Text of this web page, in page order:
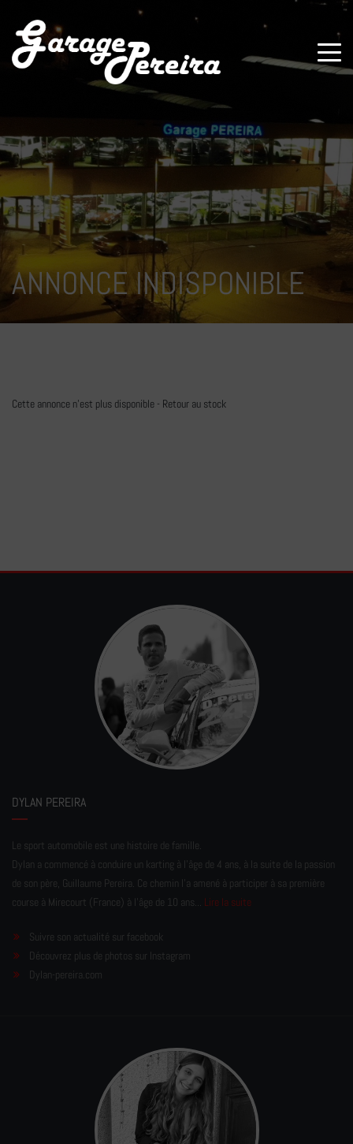
ANNONCE INDISPONIBLE
Cette annonce n'est plus disponible - Retour au stock
DYLAN PEREIRA
Le sport automobile est une histoire de famille.
Dylan a commencé à conduire un karting à l’âge de 4 ans, à la suite de la passion
de son père, Guillaume Pereira. Ce chemin l'a amené à participer à sa première
course à Mirecourt (France) à l'âge de 10 ans... Lire la suite
Suivre son actualité sur facebook
Découvrez plus de photos sur Instagram
Dylan-pereira.com
Paramètres avancés des cookies